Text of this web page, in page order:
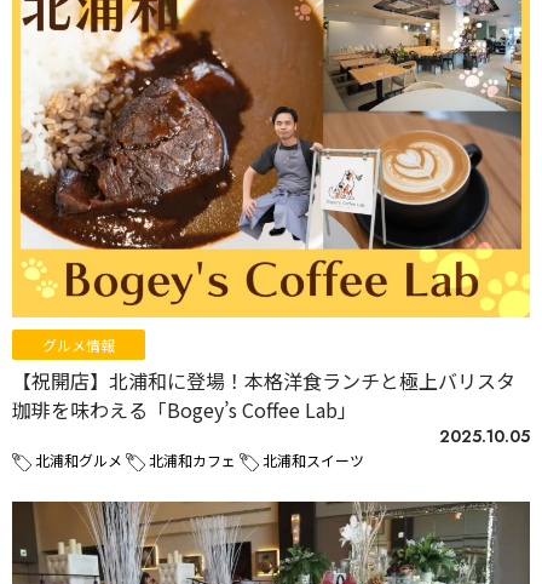
グルメ情報
【祝開店】北浦和に登場！本格洋食ランチと極上バリスタ
珈琲を味わえる「Bogey’s Coffee Lab」
2025.10.05
北浦和グルメ 北浦和カフェ 北浦和スイーツ